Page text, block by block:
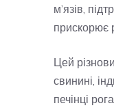
м’язів,
прискорює
Цей
свинині,
печінці